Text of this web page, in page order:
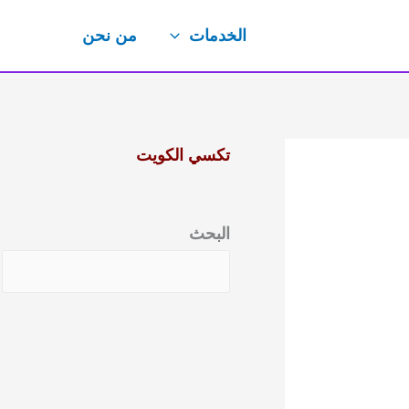
الخدمات من نحن
تكسي الكويت
البحث